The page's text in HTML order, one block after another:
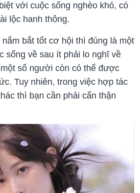
với cuộc sống nghèo khó, có
lộc hanh thông.
bắt tốt cơ hội thì đúng là một
sống về sau ít phải lo nghĩ về
số người còn có thể được
Tuy nhiên, trong việc hợp tác
thì bạn cần phải cẩn thận